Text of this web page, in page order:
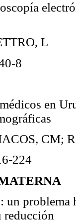
L
8
en
CM;
224
problema
reducción